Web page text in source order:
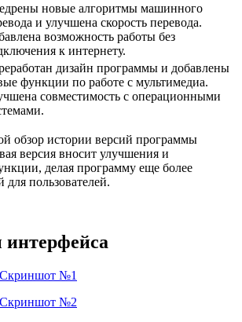
новые алгоритмы машинного
и улучшена скорость перевода.
возможность работы без
к интернету.
дизайн программы и добавлены
функции по работе с мультимедиа.
совместимость с операционными
обзор истории версий программы
версия вносит улучшения и
делая программу еще более
пользователей.